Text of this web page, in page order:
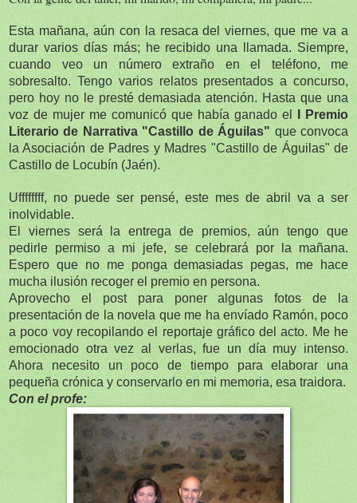
Esta mañana, aún con la resaca del viernes, que me va a
durar varios días más; he recibido una llamada. Siempre,
cuando veo un número extraño en el teléfono, me
sobresalto. Tengo varios relatos presentados a concurso,
pero hoy no le presté demasiada atención. Hasta que una
voz de mujer me comunicó que había ganado el
I Premio
Literario de Narrativa "Castillo de Águilas" que convoca
la Asociación de Padres y Madres "Castillo de Águilas" de
Castillo de Locubín (Jaén).
Uffffffff, no puede ser pensé, este mes de abril va a ser
inolvidable.
El viernes será la entrega de premios, aún tengo que
pedirle permiso a mi jefe, se celebrará por la mañana.
Espero que no me ponga demasiadas pegas, me hace
mucha ilusión recoger el premio en persona.
Aprovecho el post para poner algunas fotos de la
presentación de la novela que me ha envíado Ramón, poco
a poco voy recopilando el reportaje gráfico del acto. Me he
emocionado otra vez al verlas, fue un día muy intenso.
Ahora necesito un poco de tiempo para elaborar una
pequeña crónica y conservarlo en mi memoria, esa traidora.
Con el profe: